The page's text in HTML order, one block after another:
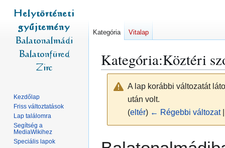
Kategória:Köztéri
A lap korábbi változatát
után volt.
(eltér) ← Régebbi változat|
Kategória Vitalap
Kezdőlap
Friss változtatások
Lap találomra
Segítség a
MediaWikihez
Speciális lapok